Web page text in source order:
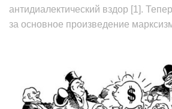
антидиалектический вздор [1].
за основное произведение